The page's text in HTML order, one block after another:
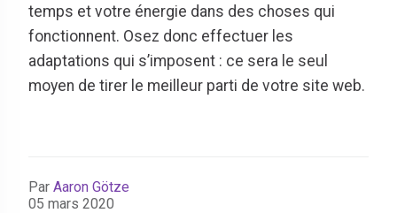
temps et votre énergie dans des choses qui
fonctionnent. Osez donc effectuer les
adaptations qui s’imposent : ce sera le seul
moyen de tirer le meilleur parti de votre site web.
Par Aaron Götze
05 mars 2020